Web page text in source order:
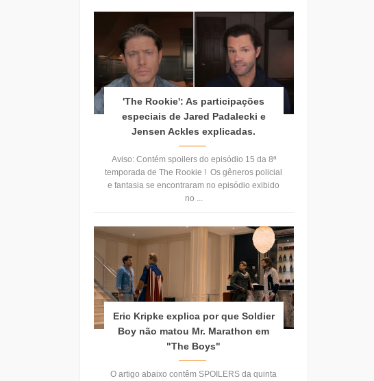
'The Rookie': As participações
especiais de Jared Padalecki e
Jensen Ackles explicadas.
Aviso: Contém spoilers do episódio 15 da 8ª
temporada de The Rookie ! Os gêneros policial
e fantasia se encontraram no episódio exibido
no ...
Eric Kripke explica por que Soldier
Boy não matou Mr. Marathon em
"The Boys"
O artigo abaixo contêm SPOILERS da quinta